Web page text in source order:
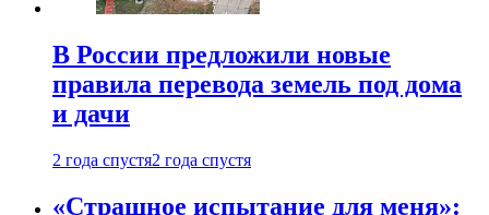
В России предложили новые
правила перевода земель под дома
и дачи
2 года спустя2 года спустя
«Страшное испытание для меня»: